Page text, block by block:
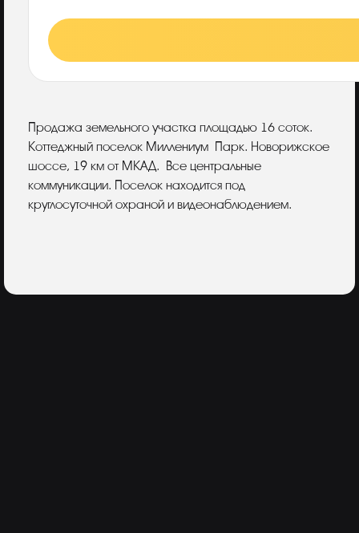
Описание
Продажа земельного участка площадью 16 соток.
Коттеджный поселок Миллениум Парк. Новорижское
шоссе, 19 км от МКАД. Все центральные
коммуникации. Поселок находится под
круглосуточной охраной и видеонаблюдением.